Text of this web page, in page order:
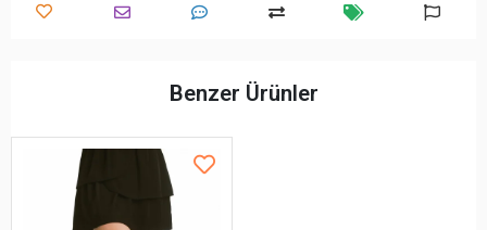
Benzer Ürünler